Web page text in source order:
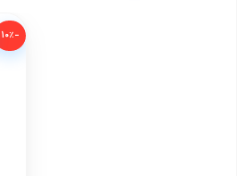
−۱۰٪